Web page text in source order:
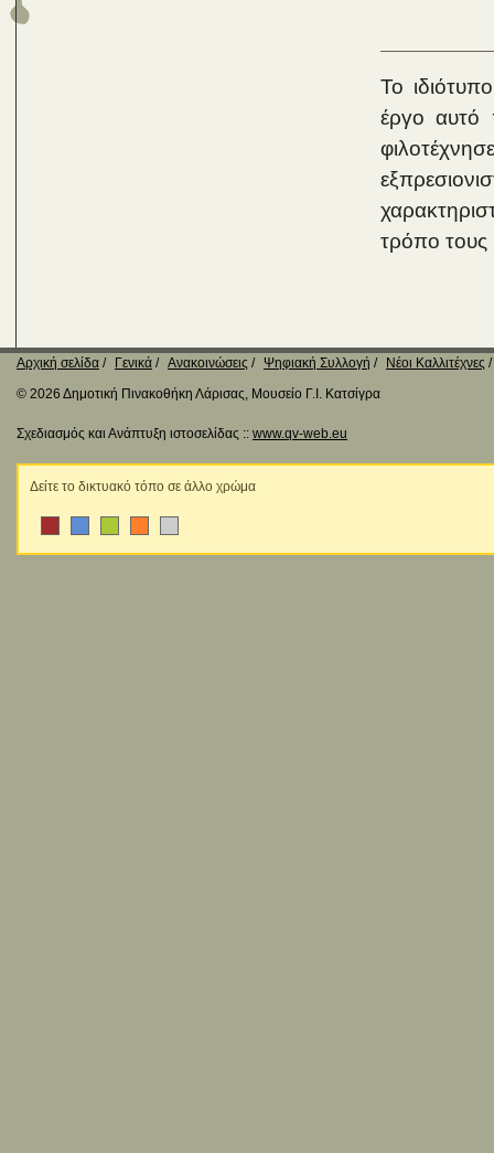
Το
έργο αυτό
τρόπο τους
Αρχική σελίδα Γενικά Ανακοινώσεις Ψηφιακή Συλλογή
Νέοι Καλλιτέχνες
© 2026 Δημοτική Πινακοθήκη Λάρισας, Μουσείο Γ.Ι. Κατσίγρα
Σχεδιασμός και Ανάπτυξη ιστοσελίδας :: www.qv-web.eu
Δείτε το δικτυακό τόπο σε άλλο χρώμα